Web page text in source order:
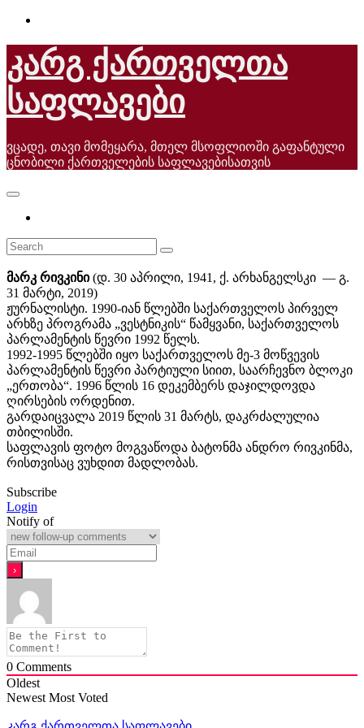
Skip
content
კარგ ქართველთა
საფლავები
ვცადე, თავი მომეყარა, მთელ მსოფლიოში გაფანტული
ცნობილი ქართველების საფლავებისათვის
მარკ რივკინი(დ. 30 აპრილი, 1941, ქ. არხანგელსკი — გ.
31 მარტი, 2019)
ჟურნალისტი. 1990-იან წლებში საქართველოს პირველ
არხზე პროგრამა „ვესტნიკის“ წამყვანი, საქართველოს
პარლამენტის წევრი 1992 წელს.
1992-1995 წლებში იყო საქართველოს მე-3 მოწვევის
პარლამენტის წევრი პარტიული სიით, საარჩევნო ბლოკი
„ერთობა“. 1996 წლის 16 დეკემბერს დაჯილდოვდა
ღირსების ორდენით.
გარდაიცვალა 2019 წლის 31 მარტს, დაკრძალულია
თბილისში.
საფლავის ფოტო მოგვაწოდა ბატონმა ანდრო რივკინმა,
რისთვისაც ვუხდით მადლობას.
Subscribe
Login
Notify of
0 Comments
Oldest
Newest Most Voted